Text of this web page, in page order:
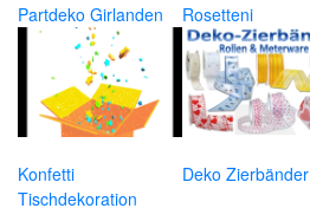
Partdeko Girlanden Rosetteni
Konfetti
Tischdekoration
Deko Zierbänder